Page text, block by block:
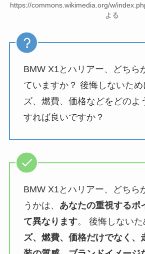
https://commons.wikimedia.org/w/
よる
BMW X1とハリアー、どちら
ていますか？ 後悔しないため
ズ、燃費、価格などをどのよ
すれば良いですか？
BMW X1とハリアー、どちら
うかは、 あなたの重視するポ
て異なります。 後悔しないた
ズ、燃費、価格だけでなく、